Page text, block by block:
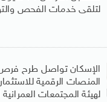
لتلقى خدمات الفحص
الإسكان تواصل طرح فرص
المنصات الرقمية
لهيئة المجتمعات العمرانية